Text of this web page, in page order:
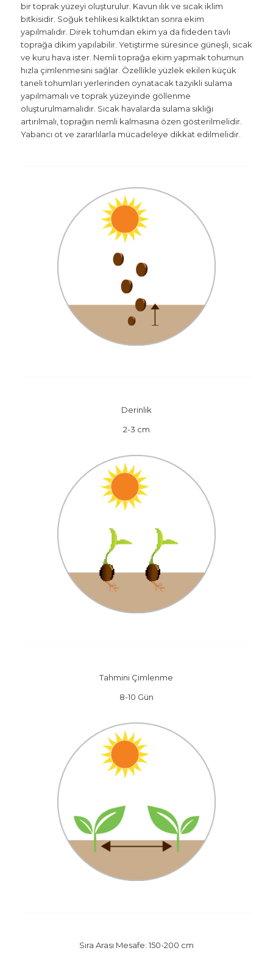
bir toprak yüzeyi oluşturulur. Kavun ılık ve sıcak iklim
bitkisidir. Soğuk tehlikesi kalktıktan sonra ekim
yapılmalıdır. Direk tohumdan ekim ya da fideden tavlı
toprağa dikim yapılabilir. Yetiştirme süresince güneşli, sıcak
ve kuru hava ister. Nemli toprağa ekim yapmak tohumun
hızla çimlenmesini sağlar. Özellikle yüzlek ekilen küçük
taneli tohumları yerlerinden oynatacak tazyikli sulama
yapılmamalı ve toprak yüzeyinde göllenme
oluşturulmamalıdır. Sıcak havalarda sulama sıklığı
artırılmalı, toprağın nemli kalmasına özen gösterilmelidir.
Yabancı ot ve zararlılarla mücadeleye dikkat edilmelidir.
Derinlik
2-3 cm
Tahmini Çimlenme
8-10 Gün
Sıra Arası Mesafe: 150-200 cm